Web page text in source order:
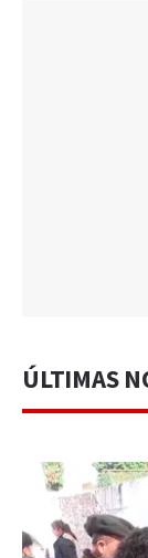
ÚLTIMAS